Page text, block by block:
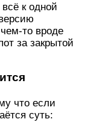
к одной
то вроде
за закрытой
что если
суть: